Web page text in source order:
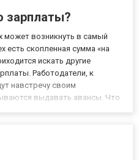
зарплаты?
может возникнуть в самый
есть скопленная сумма «на
искать другие
Работодатели, к
навстречу своим
выдавать авансы. Что